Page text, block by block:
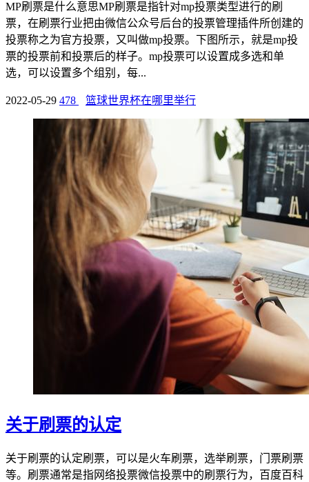
MP刷票是什么意思MP刷票是指针对mp投票类型进行的刷
票，在刷票行业把由微信公众号后台的投票管理插件所创建的
投票称之为官方投票，又叫做mp投票。下图所示，就是mp投
票的投票前和投票后的样子。mp投票可以设置成多选和单
选，可以设置多个组别，每...
2022-05-29 478 篮球世界杯在哪里举行
关于刷票的认定
关于刷票的认定刷票，可以是火车刷票，选举刷票，门票刷票
等。刷票通常是指网络投票微信投票中的刷票行为，百度百科